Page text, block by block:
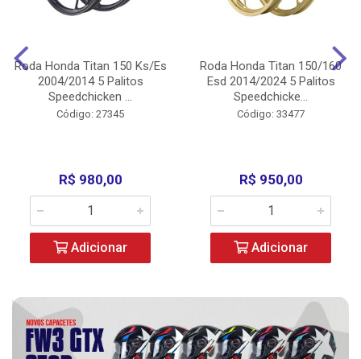
Roda Honda Titan 150 Ks/Es
2004/2014 5 Palitos
Speedchicken ...
Código: 27345
R$ 980,00
Adicionar
Roda Honda Titan 150/160
Esd 2014/2024 5 Palitos
Speedchicke...
Código: 33477
R$ 950,00
Adicionar